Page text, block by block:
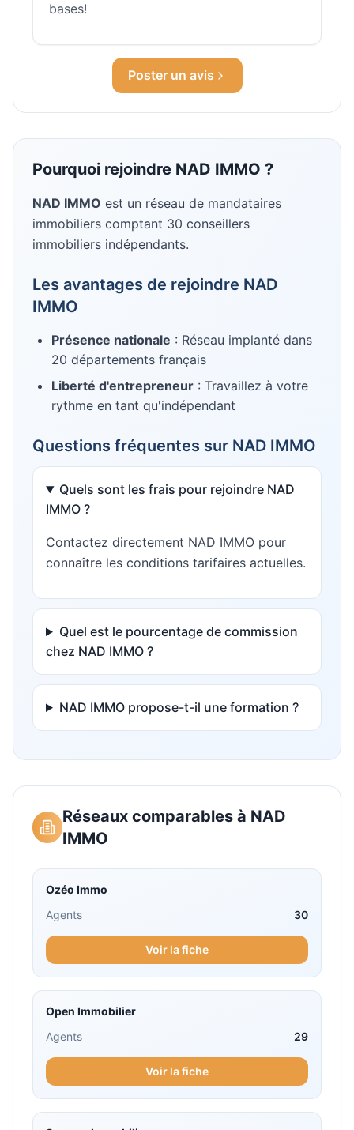
bases!
Poster un avis
Pourquoi rejoindre NAD IMMO ?
NAD IMMO est un réseau de mandataires
immobiliers comptant 30 conseillers
immobiliers indépendants.
Les avantages de rejoindre NAD
IMMO
Présence nationale : Réseau implanté dans
20 départements français
Liberté d'entrepreneur : Travaillez à votre
rythme en tant qu'indépendant
Questions fréquentes sur NAD IMMO
Quels sont les frais pour rejoindre NAD
IMMO ?
Contactez directement NAD IMMO pour
connaître les conditions tarifaires actuelles.
Quel est le pourcentage de commission
chez NAD IMMO ?
NAD IMMO propose-t-il une formation ?
Réseaux comparables à NAD
IMMO
Ozéo Immo
Agents
30
Voir la fiche
Open Immobilier
Agents
29
Voir la fiche